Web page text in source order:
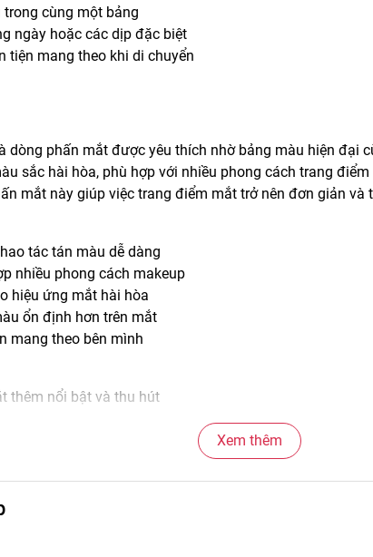
trong cùng một bảng
ngày hoặc các dịp đặc biệt
tiện mang theo khi di chuyển
dòng phấn mắt được yêu thích nhờ bảng màu hiện đại
sắc hài hòa, phù hợp với nhiều phong cách trang
mắt này giúp việc trang điểm mắt trở nên đơn giản và
tác tán màu dễ dàng
nhiều phong cách makeup
hiệu ứng mắt hài hòa
ổn định hơn trên mắt
mang theo bên mình
thêm nổi bật và thu hút
cách từ nhẹ nhàng đến cá tính
chỉn chu hơn
Xem thêm